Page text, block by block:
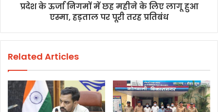
प्रदेश के ऊर्जा निगमों में छह महीने के लिए लागू हुआ
एस्मा, हड़ताल पर पूरी तरह प्रतिबंध
Related Articles